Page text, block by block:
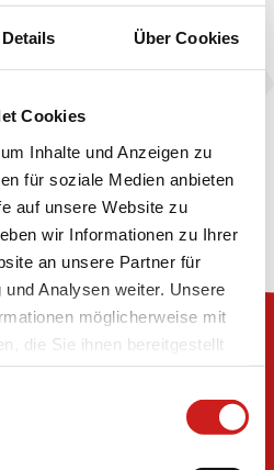
Details Über Cookies
Cookies
Inhalte und Anzeigen zu
für soziale Medien anbieten
auf unsere Website zu
wir Informationen zu Ihrer
an unsere Partner für
Analysen weiter. Unsere
möglicherweise mit
die Sie ihnen bereitgestellt
Ihrer Nutzung der Dienste
Dann
ob in der Pflege oder in der